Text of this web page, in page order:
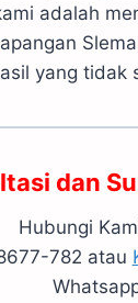
adalah
yang tidak
dan
Hubungi
782 atau